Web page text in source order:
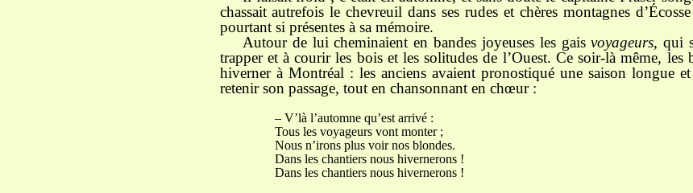
chassait autrefois le chevreuil dans ses rudes et chères montagnes
pourtant si présentes à sa mémoire.
Autour de lui cheminaient en bandes joyeuses les gaisvoyageurs, qui
trapper et à courir les bois et les solitudes de l’Ouest. Ce soir-là même, les
hiverner à Montréal : les anciens avaient pronostiqué une saison longue
retenir son passage, tout en chansonnant en chœur :
– V’là l’automne qu’est arrivé :
Tous les voyageurs vont monter ;
Nous n’irons plus voir nos blondes.
Dans les chantiers nous hivernerons !
Dans les chantiers nous hivernerons !